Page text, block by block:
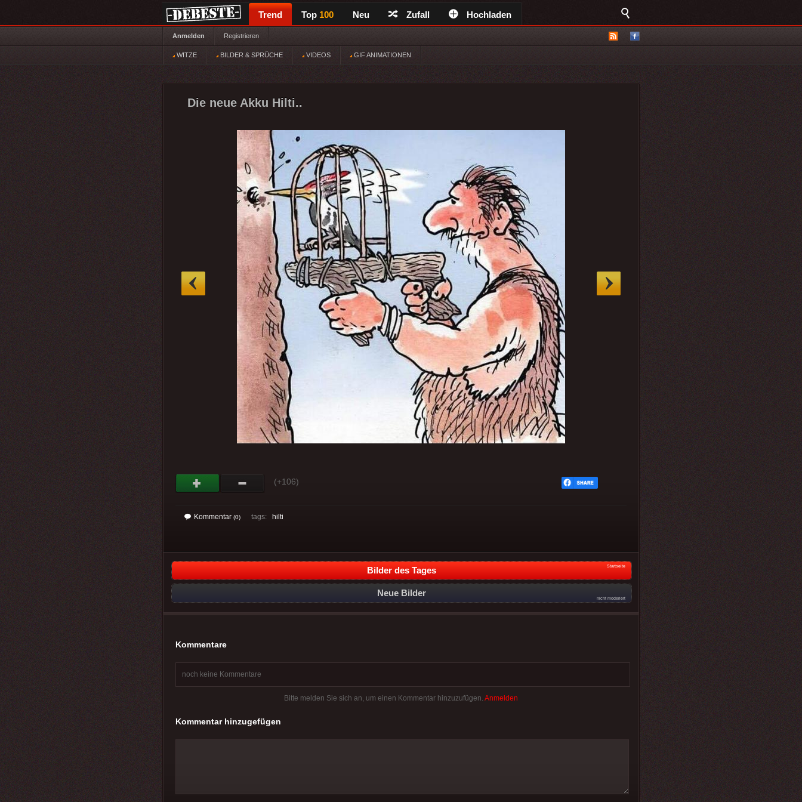
Trend Top 100 Neu Zufall Hochladen
Anmelden Registrieren
WITZE BILDER & SPRÜCHE VIDEOS GIF ANIMATIONEN
Die neue Akku Hilti..
(+106)
Kommentar (0) tags: hilti
Bilder des Tages Startseite
Neue Bilder
nicht moderiert
Kommentare
noch keine Kommentare
Bitte melden Sie sich an, um einen Kommentar hinzuzufügen. Anmelden
Kommentar hinzugefügen